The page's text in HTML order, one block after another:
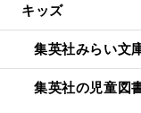
キッズ
集英社みらい文
集英社の児童図